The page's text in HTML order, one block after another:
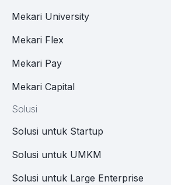
Mekari University
Mekari Flex
Mekari Pay
Mekari Capital
Solusi
Solusi untuk Startup
Solusi untuk UMKM
Solusi untuk Large Enterprise